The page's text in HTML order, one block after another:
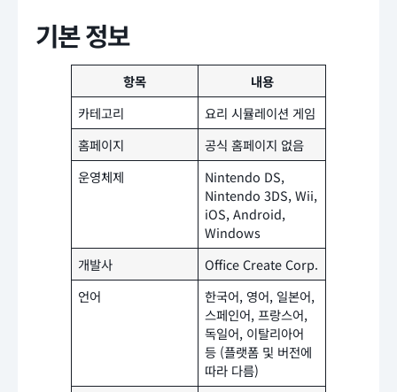
기본 정보
항목
내용
카테고리
요리 시뮬레이션 게임
홈페이지
공식 홈페이지 없음
운영체제
Nintendo DS,
Nintendo 3DS, Wii,
iOS, Android,
Windows
개발사
Office Create Corp.
언어
한국어, 영어, 일본어,
스페인어, 프랑스어,
독일어, 이탈리아어
등 (플랫폼 및 버전에
따라 다름)